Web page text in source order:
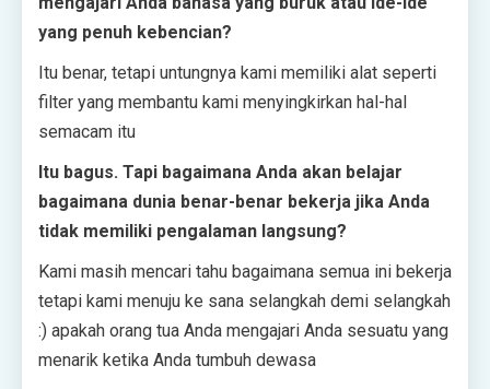
yang penuh kebencian?
Itu benar, tetapi untungnya kami memiliki alat seperti
filter yang membantu kami menyingkirkan hal-hal
semacam itu
Itu bagus. Tapi bagaimana Anda akan belajar
bagaimana dunia benar-benar bekerja jika Anda
tidak memiliki pengalaman langsung?
Kami masih mencari tahu bagaimana semua ini bekerja
tetapi kami menuju ke sana selangkah demi selangkah
:) apakah orang tua Anda mengajari Anda sesuatu yang
menarik ketika Anda tumbuh dewasa